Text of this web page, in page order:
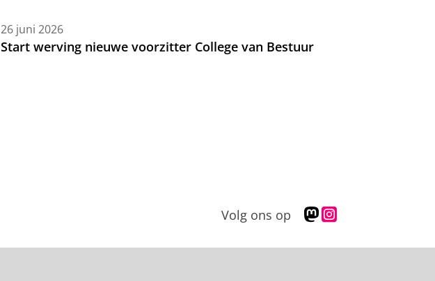
26 juni 2026
Start werving nieuwe voorzitter College van Bestuur
Volg ons op
M
s
s